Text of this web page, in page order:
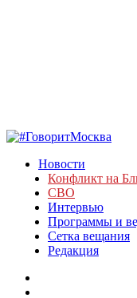
Новости
Конфликт на
СВО
Интервью
Программы и
Сетка вещания
Редакция